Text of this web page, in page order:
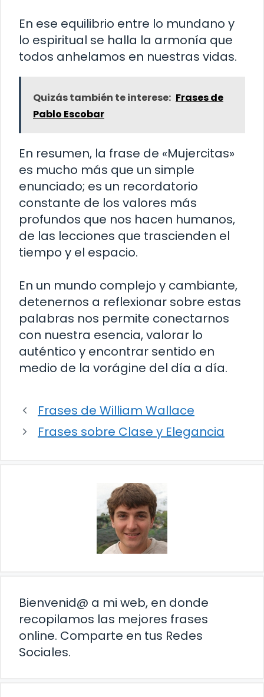
En ese equilibrio entre lo mundano y
lo espiritual se halla la armonía que
todos anhelamos en nuestras vidas.
Quizás también te interese: Frases de
Pablo Escobar
En resumen, la frase de «Mujercitas»
es mucho más que un simple
enunciado; es un recordatorio
constante de los valores más
profundos que nos hacen humanos,
de las lecciones que trascienden el
tiempo y el espacio.
En un mundo complejo y cambiante,
detenernos a reflexionar sobre estas
palabras nos permite conectarnos
con nuestra esencia, valorar lo
auténtico y encontrar sentido en
medio de la vorágine del día a día.
Frases de William Wallace
Frases sobre Clase y Elegancia
Bienvenid@ a mi web, en donde
recopilamos las mejores frases
online. Comparte en tus Redes
Sociales.